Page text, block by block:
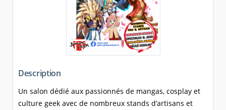
Description
Un salon dédié aux passionnés de mangas, cosplay et
culture geek avec de nombreux stands d’artisans et